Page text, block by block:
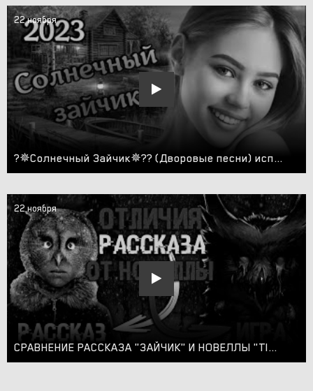
22 ноября
?✵Солнечный Зайчик✵?? (Дворовые песни) исп.Сергей Орлов?
22 ноября
СРАВНЕНИЕ РАССКАЗА "ЗАЙЧИК" И НОВЕЛЛЫ "TINY BUNNY" | ТЕОРИИ, СЮЖЕТ И КОНЦОВКИ ЗАЙЧИК